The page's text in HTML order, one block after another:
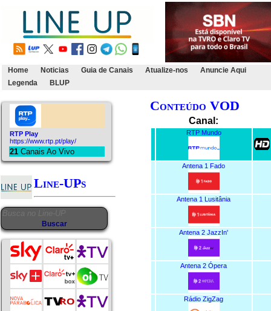
Home Noticias Guia de Canais Atualize-nos
Anuncie Aqui
Legenda
BLUP
RTP Play
https://www.rtp.pt/play/
21Canais Ao Vivo
Line-UPs
Conteúdo VOD
Canal:
RTP Mundo
Antena 1 Fado
Antena 1 Lusitânia
Antena 2 JazzIn'
Antena 2 Ópera
Rádio ZigZag